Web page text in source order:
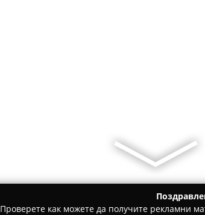
Проверете как можете да получите рекламни